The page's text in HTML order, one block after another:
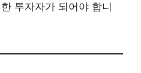
투자자가 되어야 합니